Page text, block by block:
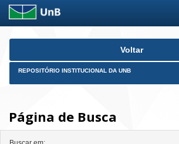
Skip
Voltar
REPOSITÓRIO INSTITUCIONAL DA UNB
Página de Busca